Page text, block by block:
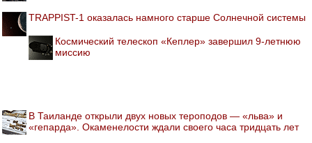
TRAPPIST-1 оказалась намного старше Солнечной системы
Космический телескоп «Кеплер» завершил 9-летнюю
миссию
В Таиланде открыли двух новых тероподов — «льва» и
«гепарда». Окаменелости ждали своего часа тридцать лет